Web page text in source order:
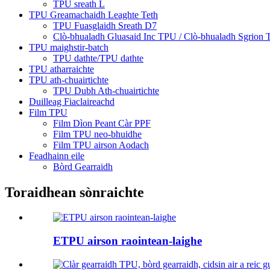
TPU sreath L
TPU Greamachaidh Leaghte Teth
TPU Fuasglaidh Sreath D7
Clò-bhualadh Gluasaid Inc TPU / Clò-bhualadh Sgrion
TPU maighstir-batch
TPU dathte/TPU dathte
TPU atharraichte
TPU ath-chuairtichte
TPU Dubh Ath-chuairtichte
Duilleag Fiaclaireachd
Film TPU
Film Dìon Peant Càr PPF
Film TPU neo-bhuidhe
Film TPU airson Aodach
Feadhainn eile
Bòrd Gearraidh
Toraidhean sònraichte
ETPU airson raointean-laighe